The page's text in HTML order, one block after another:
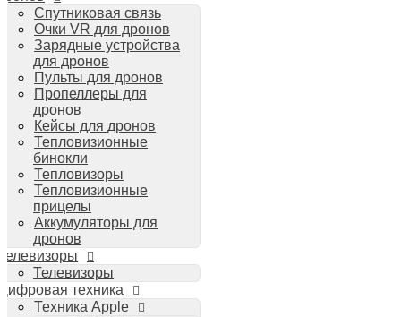
Стабилизаторы
DJI Osmo Mobile 6
DJI RS 3 Pro
Спутниковая связь
Очки VR для дронов
Зарядные устройства
для дронов
Пульты для дронов
Пропеллеры для
дронов
Кейсы для дронов
Тепловизионные
бинокли
Тепловизоры
Тепловизионные
прицелы
Аккумуляторы для
дронов
Телевизоры
техника
Техника Apple